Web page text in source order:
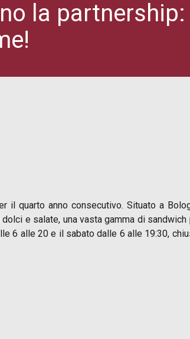
la partnership:
il quarto anno consecutivo. Situato a
e salate, una vasta gamma di sandwich
6 alle 20 e il sabato dalle 6 alle 19:30,